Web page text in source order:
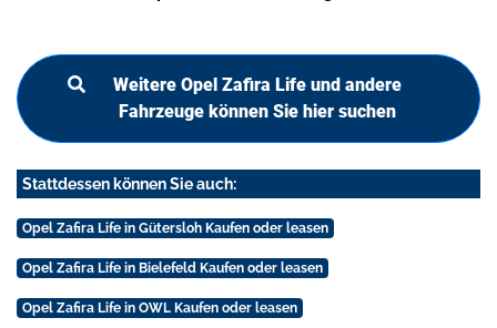
Weitere Opel Zafira Life und andere
Fahrzeuge können Sie hier suchen
Stattdessen können Sie auch:
Opel Zafira Life in Gütersloh Kaufen oder leasen
Opel Zafira Life in Bielefeld Kaufen oder leasen
Opel Zafira Life in OWL Kaufen oder leasen